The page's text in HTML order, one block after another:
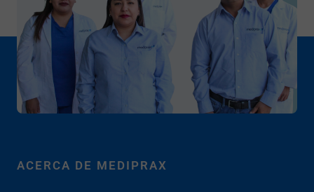
ACERCA DE MEDIPRAX